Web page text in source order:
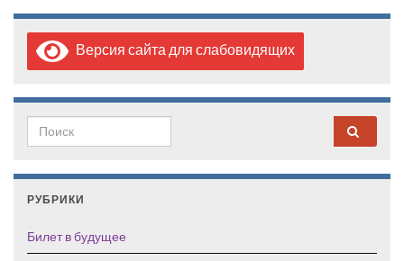
Версия сайта для слабовидящих
Search for:
РУБРИКИ
Билет в будущее